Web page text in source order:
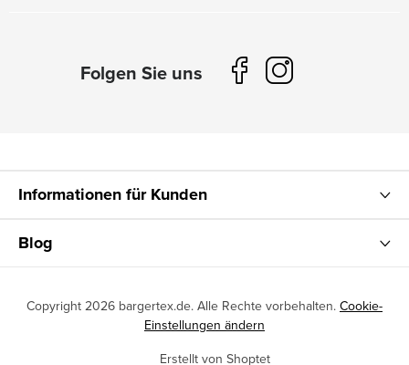
Informationen für Kunden
Blog
Erstellt von Shoptet
Copyright 2026 bargertex.de. Alle Rechte vorbehalten. Cookie-
Einstellungen ändern